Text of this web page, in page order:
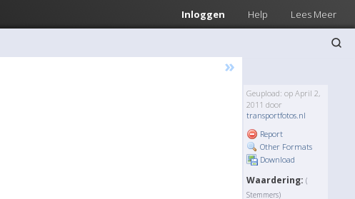
Inloggen Help Lees Meer
»
Geupload: op April 2,
2011 door
transportfotos.nl
Report
Other Formats
Download
Waardering: (
Stemmers)